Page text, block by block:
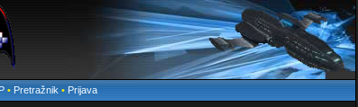
• Pretražnik • Prijava